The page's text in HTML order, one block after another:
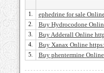
1. ephedrine for sale
2. Buy Hydrocodone
3. Buy Adderall Online
4. Buy Xanax Online
5. Buy phentermine